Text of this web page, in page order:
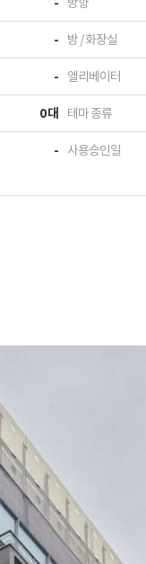
- 방 / 화장실
- 엘리베이터
0 대 테마 종류
- 사용승인일